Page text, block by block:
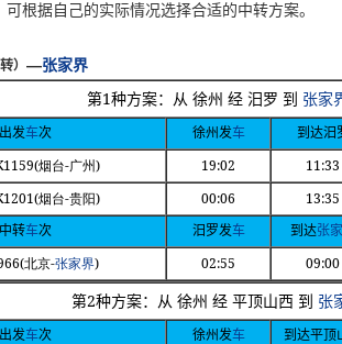
根据自己的实际情况选择合适的中转方案。
） —张家界
第1种方案：从 徐州 经 汨罗 到 张家
出发车次 徐州发车 到达汨
烟台-广州) 19:02
11:33
烟台-贵阳) 00:06 13:35
中转车次 汨罗发车 到达张
北京-张家界) 02:55 09:00
第2种方案：从 徐州 经 平顶山西 到 张
出发车次 徐州发车 到达平顶